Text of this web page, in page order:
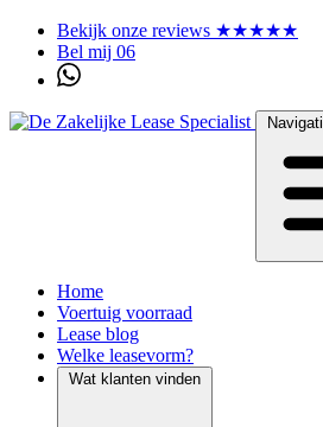
Bekijk onze reviews ★★★★★
Bel mij 06
Home
Voertuig voorraad
Lease blog
Welke leasevorm?
Wat klanten vinden